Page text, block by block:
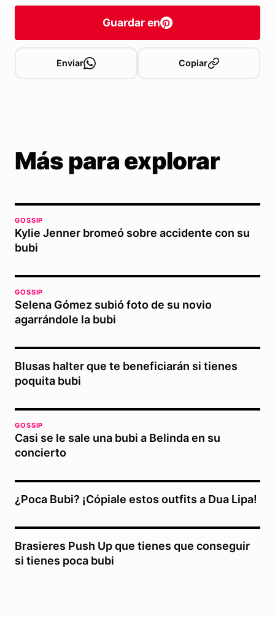
Guardar en
Enviar Copiar
Más para explorar
GOSSIP
Kylie Jenner bromeó sobre accidente con su
bubi
GOSSIP
Selena Gómez subió foto de su novio
agarrándole la bubi
Blusas halter que te beneficiarán si tienes
poquita bubi
GOSSIP
Casi se le sale una bubi a Belinda en su
concierto
¿Poca Bubi? ¡Cópiale estos outfits a Dua Lipa!
Brasieres Push Up que tienes que conseguir
si tienes poca bubi